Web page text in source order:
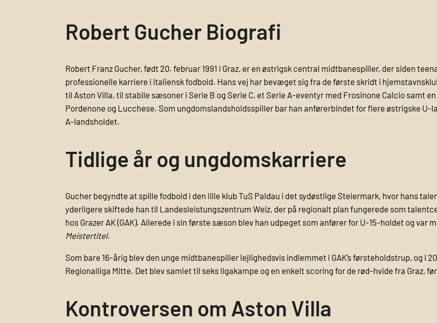
Robert Gucher Biografi
Robert Franz Gucher, født 20. februar 1991 i Graz, er en østrigsk central midtbanespiller, der siden
professionelle karriere i italiensk fodbold. Hans vej har bevæget sig fra de første skridt i
til Aston Villa, til stabile sæsoner i Serie B og Serie C, et Serie A-eventyr med Frosinone Calcio samt
Pordenone og Lucchese. Som ungdomslandsholdsspiller bar han anførerbindet for flere østrigske U-
A-landsholdet.
Tidlige år og ungdomskarriere
Gucher begyndte at spille fodbold i den lille klub TuS Paldau i det sydøstlige Steiermark, hvor hans
yderligere skiftede han til Landes­leistungs­zentrum Weiz, der på regionalt plan fungerede som
hos Grazer AK (GAK). Allerede i sin første sæson blev han udpeget som anfører for U-15-holdet og var
Meistertitel.
Som bare 16-årig blev den unge midtbanespiller lejlighedsvis indlemmet i GAK’s førsteholdstrup, og i
Regionalliga Mitte. Det blev samlet til seks ligakampe og en enkelt scoring for de rød-hvide fra Graz,
Kontroversen om Aston Villa